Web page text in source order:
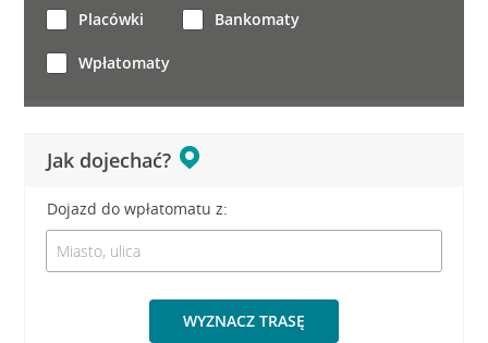
Jak dojechać?
Dojazd do wpłatomatu z:
WYZNACZ TRASĘ
Placówki Bankomaty
Wpłatomaty